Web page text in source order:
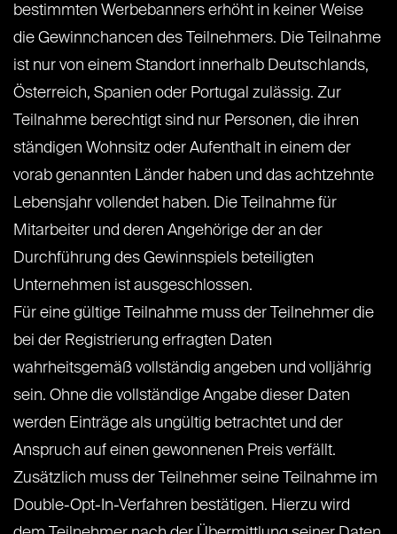
bestimmten Werbebanners erhöht in keiner Weise
die Gewinnchancen des Teilnehmers. Die Teilnahme
ist nur von einem Standort innerhalb Deutschlands,
Österreich, Spanien oder Portugal zulässig. Zur
Teilnahme berechtigt sind nur Personen, die ihren
ständigen Wohnsitz oder Aufenthalt in einem der
vorab genannten Länder haben und das achtzehnte
Lebensjahr vollendet haben. Die Teilnahme für
Mitarbeiter und deren Angehörige der an der
Durchführung des Gewinnspiels beteiligten
Unternehmen ist ausgeschlossen.
Für eine gültige Teilnahme muss der Teilnehmer die
bei der Registrierung erfragten Daten
wahrheitsgemäß vollständig angeben und volljährig
sein. Ohne die vollständige Angabe dieser Daten
werden Einträge als ungültig betrachtet und der
Anspruch auf einen gewonnenen Preis verfällt.
Zusätzlich muss der Teilnehmer seine Teilnahme im
Double-Opt-In-Verfahren bestätigen. Hierzu wird